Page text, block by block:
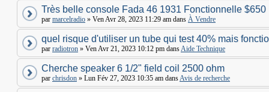
Très belle console Fada 46 1931 Fonctionnelle $650
par marcelradio » Ven Avr 28, 2023 11:29 am dans À Vendre
quel risque d'utiliser un tube qui test 40% mais
par radiotron » Ven Avr 21, 2023 10:12 pm dansAide Technique
Cherche speaker 6 1/2" field coil 2500 ohm
par chrisdon » Lun Fév 27, 2023 10:35 am dansAvis de recherche